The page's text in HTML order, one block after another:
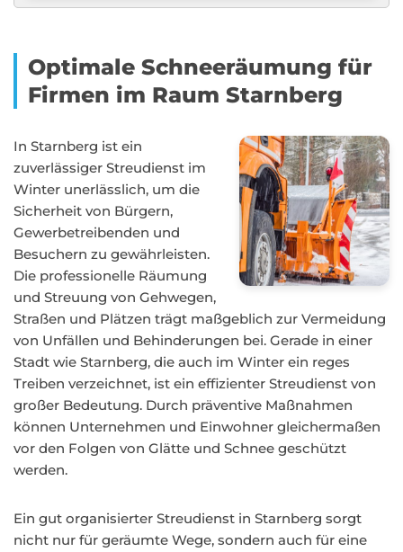
Optimale Schneeräumung für
Firmen im Raum Starnberg
In Starnberg ist ein
zuverlässiger Streudienst im
Winter unerlässlich, um die
Sicherheit von Bürgern,
Gewerbetreibenden und
Besuchern zu gewährleisten.
Die professionelle Räumung
und Streuung von Gehwegen,
Straßen und Plätzen trägt maßgeblich zur Vermeidung
von Unfällen und Behinderungen bei. Gerade in einer
Stadt wie Starnberg, die auch im Winter ein reges
Treiben verzeichnet, ist ein effizienter Streudienst von
großer Bedeutung. Durch präventive Maßnahmen
können Unternehmen und Einwohner gleichermaßen
vor den Folgen von Glätte und Schnee geschützt
werden.
Ein gut organisierter Streudienst in Starnberg sorgt
nicht nur für geräumte Wege, sondern auch für eine